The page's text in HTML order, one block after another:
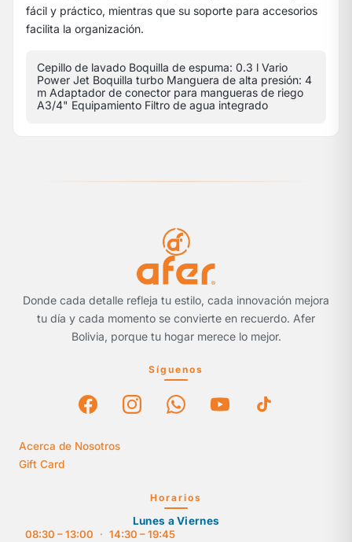
fácil y práctico, mientras que su soporte para accesorios
facilita la organización.
Cepillo de lavado Boquilla de espuma: 0.3 l Vario
Power Jet Boquilla turbo Manguera de alta presión: 4
m Adaptador de conector para mangueras de riego
A3/4" Equipamiento Filtro de agua integrado
Donde cada detalle refleja tu estilo, cada innovación mejora
tu día y cada momento se convierte en recuerdo. Afer
Bolivia, porque tu hogar merece lo mejor.
Síguenos
Acerca de Nosotros
Gift Card
Horarios
Lunes a Viernes
08:30 – 13:00
· 14:30 – 19:45